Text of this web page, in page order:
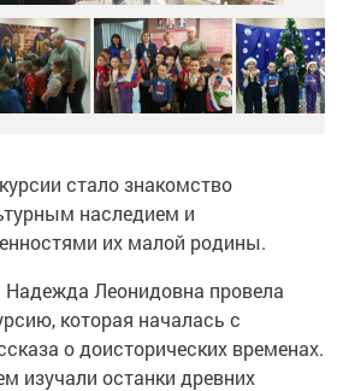
стало знакомство
наследием и
их малой родины.
Леонидовна провела
которая началась с
о доисторических временах.
изучали останки древних